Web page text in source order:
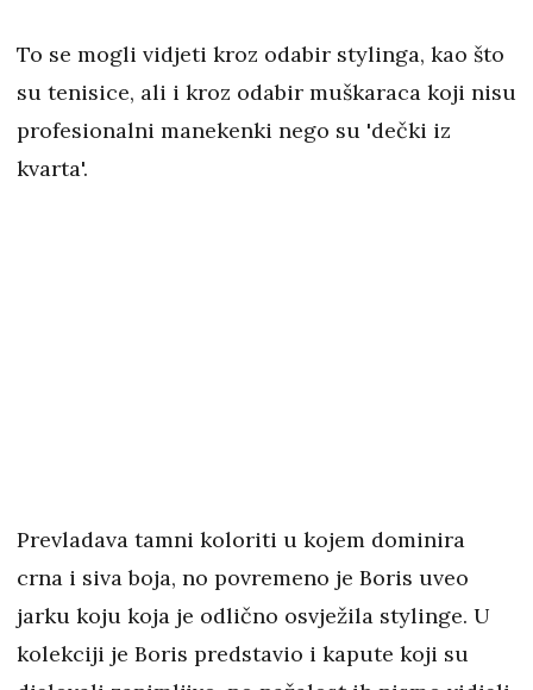
To se mogli vidjeti kroz odabir stylinga, kao što
su tenisice, ali i kroz odabir muškaraca koji nisu
profesionalni manekenki nego su 'dečki iz
kvarta'.
Prevladava tamni koloriti u kojem dominira
crna i siva boja, no povremeno je Boris uveo
jarku koju koja je odlično osvježila stylinge. U
kolekciji je Boris predstavio i kapute koji su